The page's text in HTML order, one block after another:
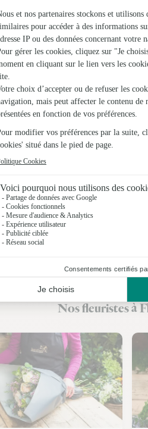
fleuriste Interflora à
Nos fleuristes à